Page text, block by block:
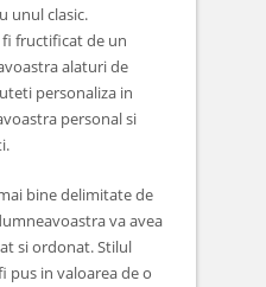
unul clasic.
fructificat de un
alaturi de
personaliza in
personal si
bine delimitate de
va avea
si ordonat. Stilul
pus in valoarea de o